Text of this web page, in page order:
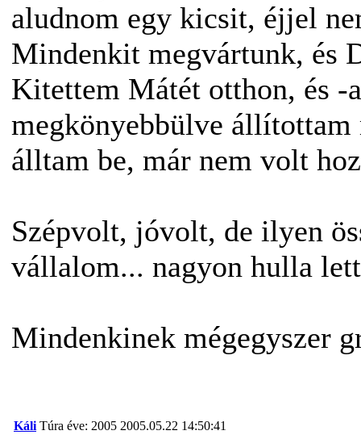
aludnom egy kicsit, éjjel
Mindenkit megvártunk, és
Kitettem Mátét otthon, és -
megkönyebbülve állítottam
álltam be, már nem volt
Szépvolt, jóvolt, de ilyen
vállalom... nagyon hulla
Mindenkinek mégegyszer
Káli Túra éve: 2005 2005.05.22 14:50:41